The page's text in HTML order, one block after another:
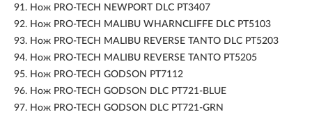
91. Нож PRO-TECH NEWPORT DLC PT3407
92. Нож PRO-TECH MALIBU WHARNCLIFFE DLC PT5103
93. Нож PRO-TECH MALIBU REVERSE TANTO DLC PT5203
94. Нож PRO-TECH MALIBU REVERSE TANTO PT5205
95. Нож PRO-TECH GODSON PT7112
96. Нож PRO-TECH GODSON DLC PT721-BLUE
97. Нож PRO-TECH GODSON DLC PT721-GRN